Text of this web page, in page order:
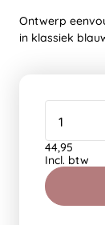
Ontwerp
in klassiek
44,95
Incl. btw